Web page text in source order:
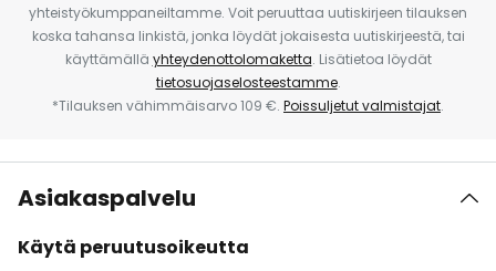
yhteistyökumppaneiltamme. Voit peruuttaa uutiskirjeen tilauksen
koska tahansa linkistä, jonka löydät jokaisesta uutiskirjeestä, tai
käyttämällä yhteydenottolomaketta. Lisätietoa löydät
tietosuojaselosteestamme.
*Tilauksen vähimmäisarvo 109 €. Poissuljetut valmistajat.
Asiakaspalvelu
Käytä peruutusoikeutta